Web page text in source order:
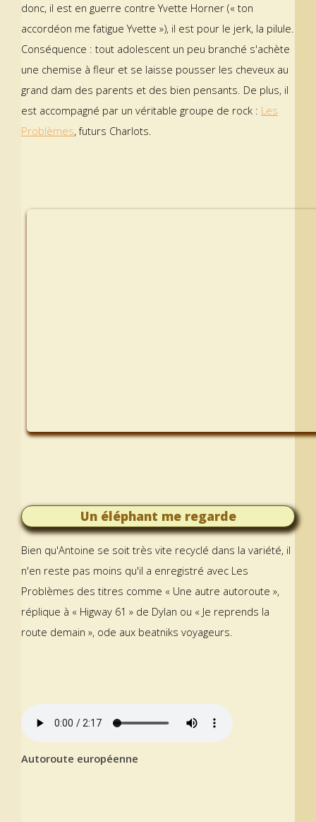
donc, il est en guerre contre Yvette Horner (« ton
accordéon me fatigue Yvette »), il est pour le jerk, la pilule.
Conséquence : tout adolescent un peu branché s'achète
une chemise à fleur et se laisse pousser les cheveux au
grand dam des parents et des bien pensants. De plus, il
est accompagné par un véritable groupe de rock : Les
Problèmes, futurs Charlots.
Un éléphant me regarde
Bien qu'Antoine se soit très vite recyclé dans la variété, il
n'en reste pas moins qu'il a enregistré avec Les
Problèmes des titres comme « Une autre autoroute »,
réplique à « Higway 61 » de Dylan ou « Je reprends la
route demain », ode aux beatniks voyageurs.
Autoroute européenne